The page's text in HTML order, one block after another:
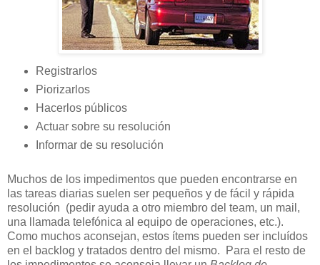
Registrarlos
Piorizarlos
Hacerlos públicos
Actuar sobre su resolución
Informar de su resolución
Muchos de los impedimentos que pueden encontrarse en
las tareas diarias suelen ser pequeños y de fácil y rápida
resolución (pedir ayuda a otro miembro del team, un mail,
una llamada telefónica al equipo de operaciones, etc.).
Como muchos aconsejan, estos ítems pueden ser incluídos
en el backlog y tratados dentro del mismo. Para el resto de